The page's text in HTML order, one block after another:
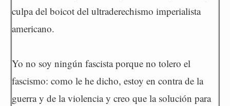
culpa del boicot del ultraderechismo imperialista
americano.
Yo no soy ningún fascista porque no tolero el
fascismo: como le he dicho, estoy en contra de la
guerra y de la violencia y creo que la solución para